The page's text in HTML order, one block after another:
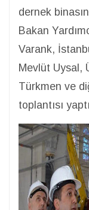
dernek
Bakan
Varank,
Mevlüt Uysal,
Türkmen ve
toplantısı